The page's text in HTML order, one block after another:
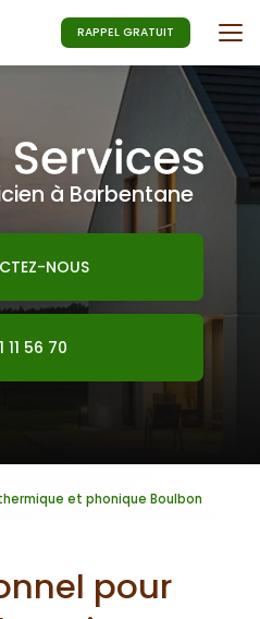
RAPPEL GRATUIT
à Barbentane
NOUS
11 56 70
et phonique Boulbon
pour